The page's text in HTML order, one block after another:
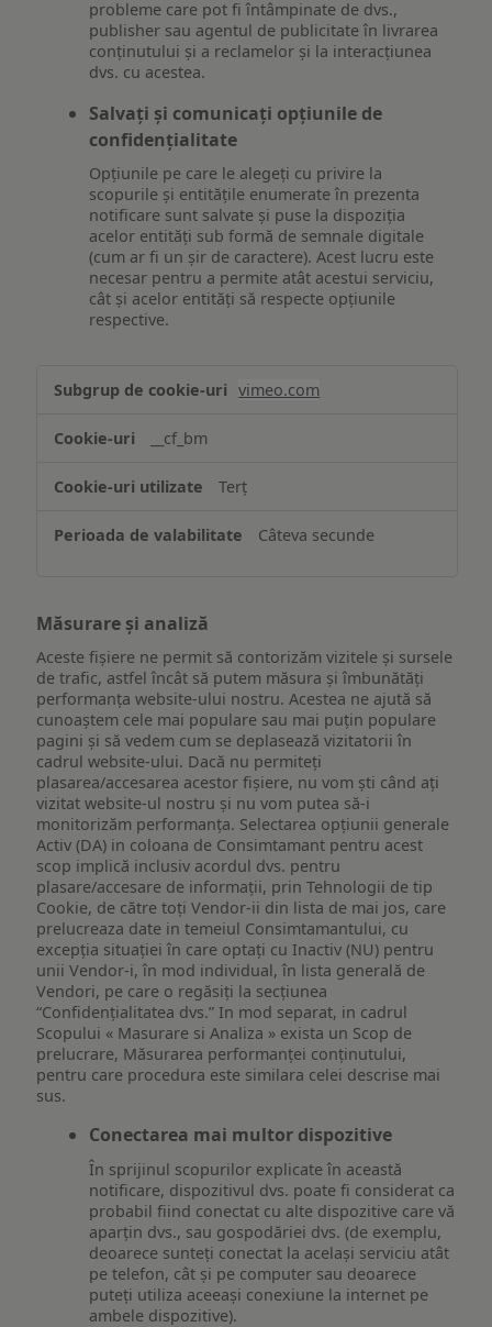
probleme care pot fi întâmpinate de dvs.,
publisher sau agentul de publicitate în livrarea
conținutului și a reclamelor și la interacțiunea
dvs. cu acestea.
Salvați și comunicați opțiunile de
confidențialitate
Opțiunile pe care le alegeți cu privire la
scopurile și entitățile enumerate în prezenta
notificare sunt salvate și puse la dispoziția
acelor entități sub formă de semnale digitale
(cum ar fi un șir de caractere). Acest lucru este
necesar pentru a permite atât acestui serviciu,
cât și acelor entități să respecte opțiunile
respective.
Asigurarea
funcționalităților
website-
ului
vimeo.com
__cf_bm
Terț
Câteva secunde
Măsurare și analiză
Aceste fișiere ne permit să contorizăm vizitele și sursele
de trafic, astfel încât să putem măsura și îmbunătăți
performanța website-ului nostru. Acestea ne ajută să
cunoaștem cele mai populare sau mai puțin populare
pagini și să vedem cum se deplasează vizitatorii în
cadrul website-ului. Dacă nu permiteți
plasarea/accesarea acestor fișiere, nu vom ști când ați
vizitat website-ul nostru și nu vom putea să-i
monitorizăm performanța. Selectarea opțiunii generale
Activ (DA) in coloana de Consimtamant pentru acest
scop implică inclusiv acordul dvs. pentru
plasare/accesare de informații, prin Tehnologii de tip
Cookie, de către toți Vendor-ii din lista de mai jos, care
prelucreaza date in temeiul Consimtamantului, cu
excepția situației în care optați cu Inactiv (NU) pentru
unii Vendor-i, în mod individual, în lista generală de
Vendori, pe care o regăsiți la secțiunea
“Confidențialitatea dvs.” In mod separat, in cadrul
Scopului « Masurare si Analiza » exista un Scop de
prelucrare, Măsurarea performanței conținutului,
pentru care procedura este similara celei descrise mai
sus.
Conectarea mai multor dispozitive
În sprijinul scopurilor explicate în această
notificare, dispozitivul dvs. poate fi considerat ca
probabil fiind conectat cu alte dispozitive care vă
aparțin dvs., sau gospodăriei dvs. (de exemplu,
deoarece sunteți conectat la același serviciu atât
pe telefon, cât și pe computer sau deoarece
puteți utiliza aceeași conexiune la internet pe
ambele dispozitive).